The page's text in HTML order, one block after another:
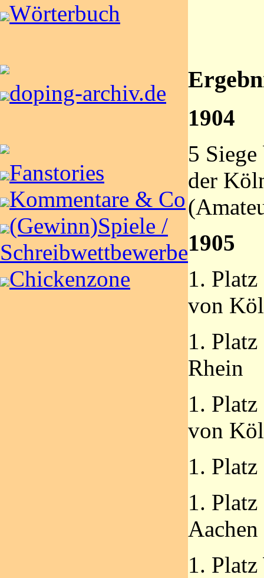
Wörterbuch
doping-archiv.de
Fanstories
Kommentare & Co
(Gewinn)Spiele /
Schreibwettbewerbe
Chickenzone
1904
5
der
1905
1.
von
1.
Rhein
1.
von
1.
1.
Aachen
1.